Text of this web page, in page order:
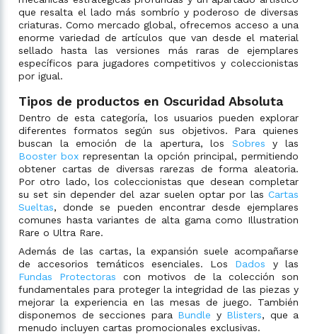
que resalta el lado más sombrío y poderoso de diversas
criaturas. Como mercado global, ofrecemos acceso a una
enorme variedad de artículos que van desde el material
sellado hasta las versiones más raras de ejemplares
específicos para jugadores competitivos y coleccionistas
por igual.
Tipos de productos en Oscuridad Absoluta
Dentro de esta categoría, los usuarios pueden explorar
diferentes formatos según sus objetivos. Para quienes
buscan la emoción de la apertura, los Sobres y las
Booster box representan la opción principal, permitiendo
obtener cartas de diversas rarezas de forma aleatoria.
Por otro lado, los coleccionistas que desean completar
su set sin depender del azar suelen optar por las Cartas
Sueltas, donde se pueden encontrar desde ejemplares
comunes hasta variantes de alta gama como Illustration
Rare o Ultra Rare.
Además de las cartas, la expansión suele acompañarse
de accesorios temáticos esenciales. Los Dados y las
Fundas Protectoras con motivos de la colección son
fundamentales para proteger la integridad de las piezas y
mejorar la experiencia en las mesas de juego. También
disponemos de secciones para Bundle y Blisters, que a
menudo incluyen cartas promocionales exclusivas.